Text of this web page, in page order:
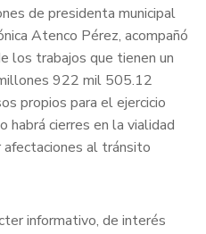
de presidenta municipal
Atenco Pérez, acompañó
los trabajos que tienen un
922 mil 505.12
propios para el ejercicio
habrá cierres en la vialidad
al tránsito
informativo, de interés